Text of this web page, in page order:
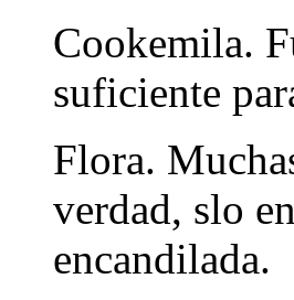
Cookemila.
suficiente
Flora.
verdad, slo
encandilada.